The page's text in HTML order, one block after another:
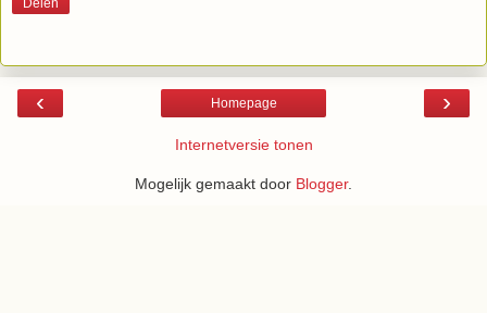
Delen
‹ ›
Homepage
Internetversie tonen
Mogelijk gemaakt door Blogger.